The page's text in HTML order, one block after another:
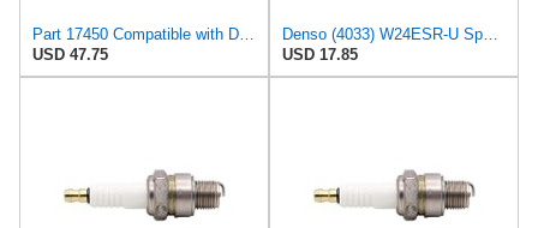
Part 17450 Compatible with Denso Spark Plug W24Esr-U Replacement for BR8Es, W24Esr-U, 4033, Rn3C,
USD 47.75
Denso (4033) W24ESR-U Spark Plugs, Pack of 4
USD 17.85